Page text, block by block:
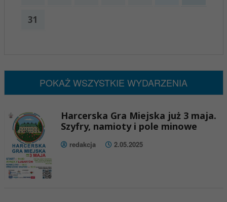
31
POKAŻ WSZYSTKIE WYDARZENIA
Harcerska Gra Miejska już 3 maja.
Szyfry, namioty i pole minowe
redakcja 2.05.2025